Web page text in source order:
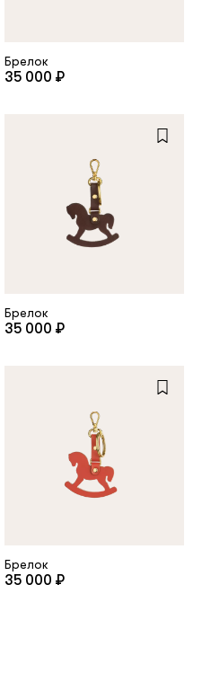
Брелок
35 000 ₽
Брелок
35 000 ₽
Брелок
35 000 ₽